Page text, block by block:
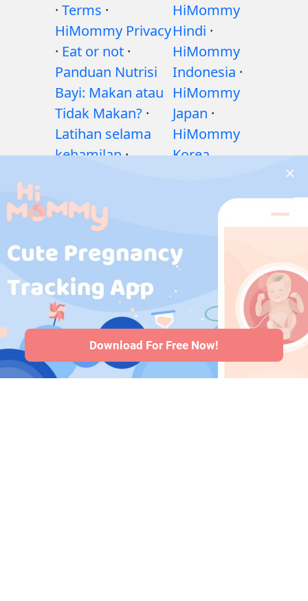
· Terms ·
HiMommy Privacy
· Eat or not ·
Panduan Nutrisi
Bayi: Makan atau
Tidak Makan? ·
Latihan selama
kehamilan·
kehamilan
obatan selama
kehamilan·
Masalah
kesehatan bayi·
Articles ·
Kebijakan editorial
HiMommy
Hindi ·
HiMommy
Indonesia ·
HiMommy
Japan ·
HiMommy
Korea
Download For Free Now!